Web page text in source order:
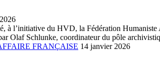
à l’initiative du HVD, la Fédération
Olaf Schlunke, coordinateur du pôle
FRANÇAISE 14 janvier 2026